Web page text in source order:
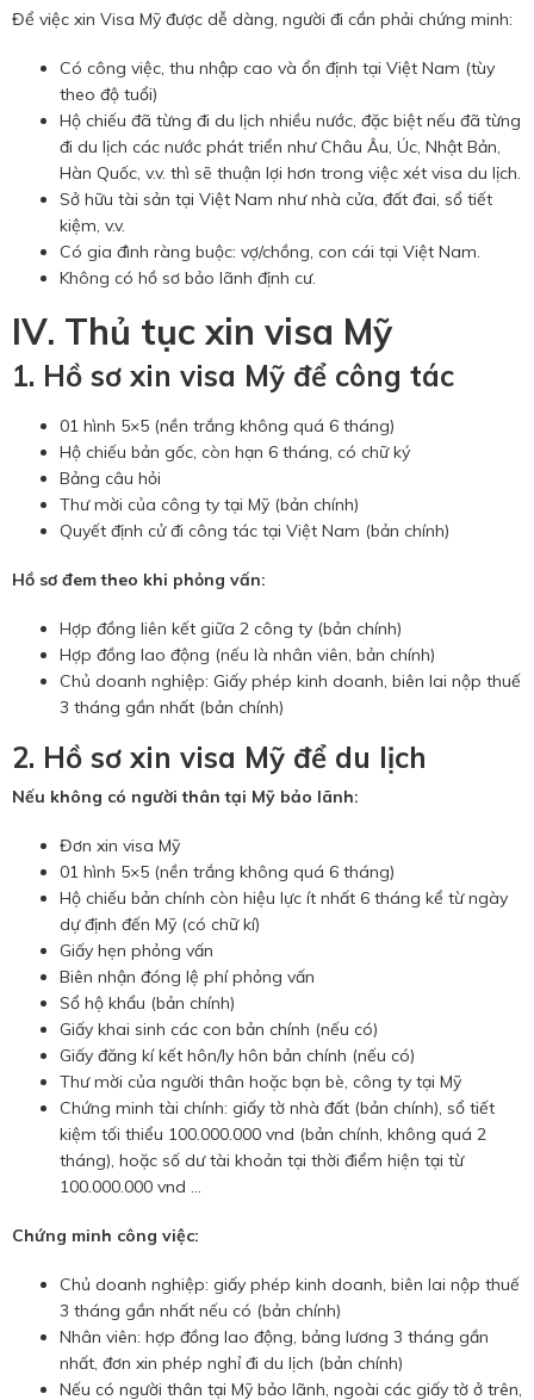
Để việc xin Visa Mỹ được dễ dàng, người đi cần phải chứng minh:
Có công việc, thu nhập cao và ổn định tại Việt Nam (tùy
theo độ tuổi)
Hộ chiếu đã từng đi du lịch nhiều nước, đặc biệt nếu đã từng
đi du lịch các nước phát triển như Châu Âu, Úc, Nhật Bản,
Hàn Quốc, v.v. thì sẽ thuận lợi hơn trong việc xét visa du lịch.
Sở hữu tài sản tại Việt Nam như nhà cửa, đất đai, sổ tiết
kiệm, v.v.
Có gia đình ràng buộc: vợ/chồng, con cái tại Việt Nam.
Không có hồ sơ bảo lãnh định cư.
IV. Thủ tục xin visa Mỹ
1. Hồ sơ xin visa Mỹ để công tác
01 hình 5×5 (nền trắng không quá 6 tháng)
Hộ chiếu bản gốc, còn hạn 6 tháng, có chữ ký
Bảng câu hỏi
Thư mời của công ty tại Mỹ (bản chính)
Quyết định cử đi công tác tại Việt Nam (bản chính)
Hồ sơ đem theo khi phỏng vấn:
Hợp đồng liên kết giữa 2 công ty (bản chính)
Hợp đồng lao động (nếu là nhân viên, bản chính)
Chủ doanh nghiệp: Giấy phép kinh doanh, biên lai nộp thuế
3 tháng gần nhất (bản chính)
2. Hồ sơ xin visa Mỹ để du lịch
Nếu không có người thân tại Mỹ bảo lãnh:
Đơn xin visa Mỹ
01 hình 5×5 (nền trắng không quá 6 tháng)
Hộ chiếu bản chính còn hiệu lực ít nhất 6 tháng kể từ ngày
dự định đến Mỹ (có chữ kí)
Giấy hẹn phỏng vấn
Biên nhận đóng lệ phí phỏng vấn
Sổ hộ khẩu (bản chính)
Giấy khai sinh các con bản chính (nếu có)
Giấy đăng kí kết hôn/ly hôn bản chính (nếu có)
Thư mời của người thân hoặc bạn bè, công ty tại Mỹ
Chứng minh tài chính: giấy tờ nhà đất (bản chính), sổ tiết
kiệm tối thiểu 100.000.000 vnd (bản chính, không quá 2
tháng), hoặc số dư tài khoản tại thời điểm hiện tại từ
100.000.000 vnd …
Chứng minh công việc:
Chủ doanh nghiệp: giấy phép kinh doanh, biên lai nộp thuế
3 tháng gần nhất nếu có (bản chính)
Nhân viên: hợp đồng lao động, bảng lương 3 tháng gần
nhất, đơn xin phép nghỉ đi du lịch (bản chính)
Nếu có người thân tại Mỹ bảo lãnh, ngoài các giấy tờ ở trên,